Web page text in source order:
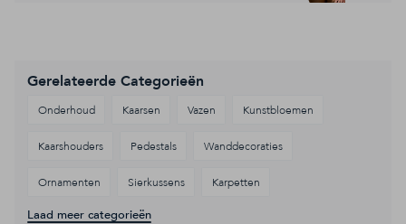
Gerelateerde Categorieën
Onderhoud Kaarsen Vazen Kunstbloemen
Kaarshouders Pedestals Wanddecoraties
Ornamenten Sierkussens Karpetten
Laad meer categorieën